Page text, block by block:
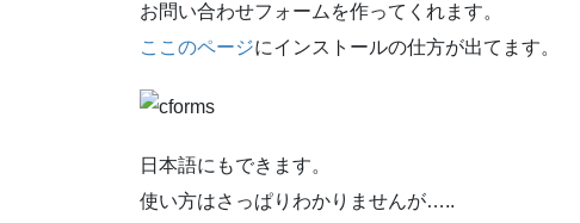
お問い合わせフォームを作ってくれます。
ここのページにインストールの仕方が出てます。
日本語にもできます。
使い方はさっぱりわかりませんが…..